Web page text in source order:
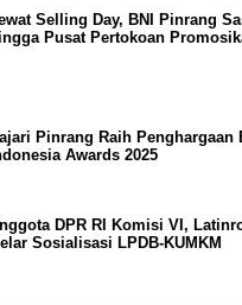
Selling Day, BNI Pinrang
Pusat Pertokoan
Pinrang Raih Penghargaan
Awards 2025
DPR RI Komisi VI,
Sosialisasi LPDB-KUMKM